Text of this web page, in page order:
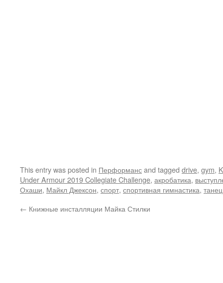
This entry was posted in Перформансand tagged drive, gym,
Under Armour 2019 Collegiate Challenge, акробатика,
Охаши, Майкл Джексон, спорт, спортивная гимнастика, танец
← Книжные инсталляции Майка Стилки